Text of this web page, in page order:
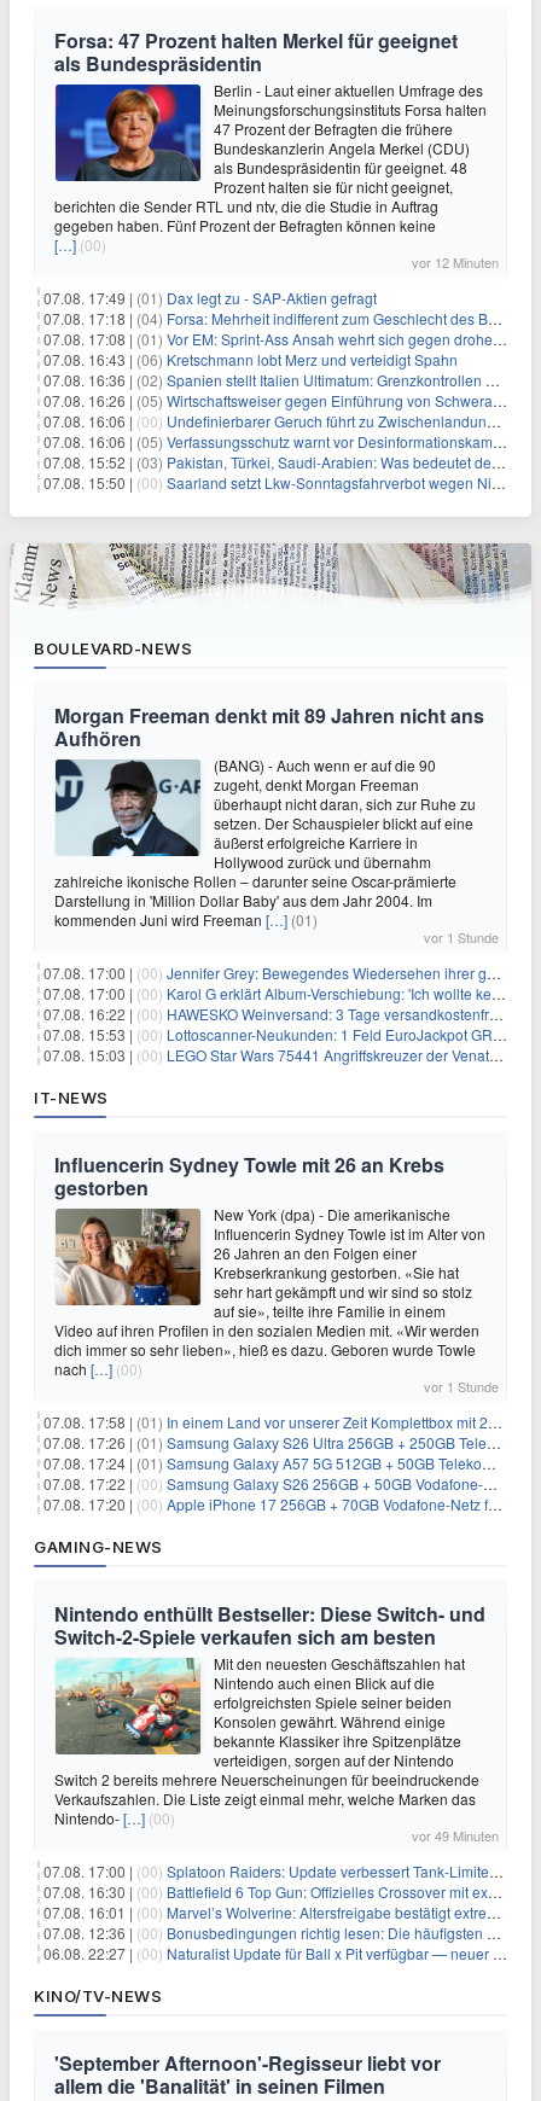
Forsa: 47 Prozent halten Merkel für geeignet
als Bundespräsidentin
Berlin - Laut einer aktuellen Umfrage des
Meinungsforschungsinstituts Forsa halten
47 Prozent der Befragten die frühere
Bundeskanzlerin Angela Merkel (CDU)
als Bundespräsidentin für geeignet. 48
Prozent halten sie für nicht geeignet,
berichten die Sender RTL und ntv, die die Studie in Auftrag
gegeben haben. Fünf Prozent der Befragten können keine
[…] (00)
vor 12 Minuten
07.08. 17:49 | (01) Dax legt zu - SAP-Aktien gefragt
07.08. 17:18 | (04) Forsa: Mehrheit indifferent zum Geschlecht des Bundespräsidenten
07.08. 17:08 | (01) Vor EM: Sprint-Ass Ansah wehrt sich gegen drohende Sperre
07.08. 16:43 | (06) Kretschmann lobt Merz und verteidigt Spahn
07.08. 16:36 | (02) Spanien stellt Italien Ultimatum: Grenzkontrollen beenden
07.08. 16:26 | (05) Wirtschaftsweiser gegen Einführung von Schwerarbeiter-Rente
07.08. 16:06 | (00) Undefinierbarer Geruch führt zu Zwischenlandung von Flieger
07.08. 16:06 | (05) Verfassungsschutz warnt vor Desinformationskampagne gegen Merz
07.08. 15:52 | (03) Pakistan, Türkei, Saudi-Arabien: Was bedeutet der neue Pakt?
07.08. 15:50 | (00) Saarland setzt Lkw-Sonntagsfahrverbot wegen Niedrigwasser aus
BOULEVARD-NEWS
Morgan Freeman denkt mit 89 Jahren nicht ans
Aufhören
(BANG) - Auch wenn er auf die 90
zugeht, denkt Morgan Freeman
überhaupt nicht daran, sich zur Ruhe zu
setzen. Der Schauspieler blickt auf eine
äußerst erfolgreiche Karriere in
Hollywood zurück und übernahm
zahlreiche ikonische Rollen – darunter seine Oscar-prämierte
Darstellung in 'Million Dollar Baby' aus dem Jahr 2004. Im
kommenden Juni wird Freeman […] (01)
vor 1 Stunde
07.08. 17:00 | (00) Jennifer Grey: Bewegendes Wiedersehen ihrer geschiedenen Eltern kurz vor dem Tod ihrer Mutter
07.08. 17:00 | (00) Karol G erklärt Album-Verschiebung: 'Ich wollte keine persönliche Situation ausnutzen'
07.08. 16:22 | (00) HAWESKO Weinversand: 3 Tage versandkostenfrei bestellen (MBW 25€)
07.08. 15:53 | (00) Lottoscanner-Neukunden: 1 Feld EuroJackpot GRATIS spielen
07.08. 15:03 | (00) LEGO Star Wars 75441 Angriffskreuzer der Venator-Klasse für 50,25€
IT-NEWS
Influencerin Sydney Towle mit 26 an Krebs
gestorben
New York (dpa) - Die amerikanische
Influencerin Sydney Towle ist im Alter von
26 Jahren an den Folgen einer
Krebserkrankung gestorben. «Sie hat
sehr hart gekämpft und wir sind so stolz
auf sie», teilte ihre Familie in einem
Video auf ihren Profilen in den sozialen Medien mit. «Wir werden
dich immer so sehr lieben», hieß es dazu. Geboren wurde Towle
nach […] (00)
vor 1 Stunde
07.08. 17:58 | (01) In einem Land vor unserer Zeit Komplettbox mit 27 DVDs für 59,49€
07.08. 17:26 | (01) Samsung Galaxy S26 Ultra 256GB + 250GB Telekom-Netz für 34€/Monat (effektiv 5,42€/Monat)
07.08. 17:24 | (01) Samsung Galaxy A57 5G 512GB + 50GB Telekom-Netz für 20€/Monat (effektiv 3,33€/Monat)
07.08. 17:22 | (00) Samsung Galaxy S26 256GB + 50GB Vodafone-Netz für 19,99€/Monat (effektiv 1,26€/Monat)
07.08. 17:20 | (00) Apple iPhone 17 256GB + 70GB Vodafone-Netz für 34,99€/Monat (effektiv 6,41€/Monat)
GAMING-NEWS
Nintendo enthüllt Bestseller: Diese Switch- und
Switch-2-Spiele verkaufen sich am besten
Mit den neuesten Geschäftszahlen hat
Nintendo auch einen Blick auf die
erfolgreichsten Spiele seiner beiden
Konsolen gewährt. Während einige
bekannte Klassiker ihre Spitzenplätze
verteidigen, sorgen auf der Nintendo
Switch 2 bereits mehrere Neuerscheinungen für beeindruckende
Verkaufszahlen. Die Liste zeigt einmal mehr, welche Marken das
Nintendo-[…] (00)
vor 49 Minuten
07.08. 17:00 | (00) Splatoon Raiders: Update verbessert Tank-Limiter und behebt Bugs
07.08. 16:30 | (00) Battlefield 6 Top Gun: Offizielles Crossover mit exklusiven Inhalten angekündigt
07.08. 16:01 | (00) Marvel’s Wolverine: Altersfreigabe bestätigt extreme Gewalt und düstere Szenen
07.08. 12:36 | (00) Bonusbedingungen richtig lesen: Die häufigsten Stolperfallen
06.08. 22:27 | (00) Naturalist Update für Ball x Pit verfügbar — neuer Content auf allen Plattformen
KINO/TV-NEWS
'September Afternoon'-Regisseur liebt vor
allem die 'Banalität' in seinen Filmen